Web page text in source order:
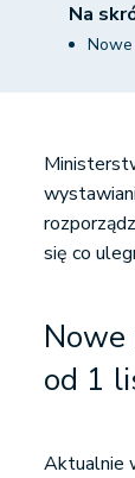
Na
się co
od 1
Aktualnie